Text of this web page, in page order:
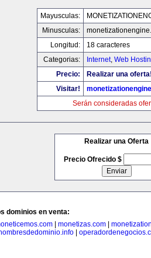
Mayusculas:
Minusculas:
Longitud:
18 caracteres
Categorias:
Internet, Web
Precio:
Realizar una
Visitar!
Serán consideradas
Realizar una Oferta
Precio Ofrecido $
dominios en venta:
monetizas.com
|